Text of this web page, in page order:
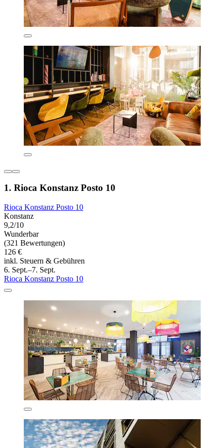
1. Rioca Konstanz Posto 10
Rioca Konstanz Posto 10
Konstanz
9,2/10
Wunderbar
(321 Bewertungen)
126 €
inkl. Steuern & Gebühren
6. Sept.–7. Sept.
Rioca Konstanz Posto 10